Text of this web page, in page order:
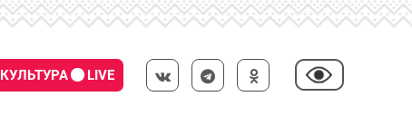
КУЛЬТУРА LIVE